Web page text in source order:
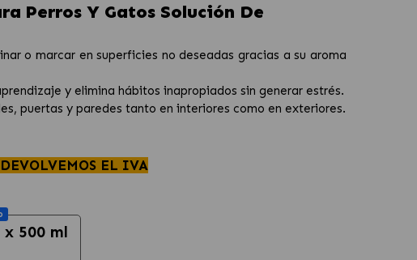
Perros Y Gatos Solución De
o marcar en superficies no deseadas gracias a su aroma
y elimina hábitos inapropiados sin generar estrés.
puertas y paredes tanto en interiores como en exteriores.
EL IVA
x 500 ml